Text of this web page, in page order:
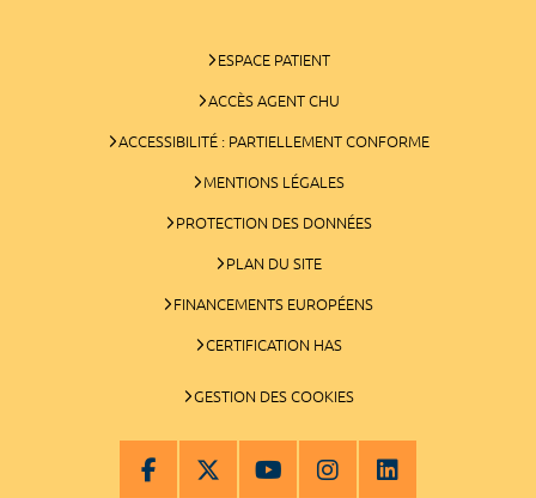
ESPACE PATIENT
ACCÈS AGENT CHU
ACCESSIBILITÉ : PARTIELLEMENT CONFORME
MENTIONS LÉGALES
PROTECTION DES DONNÉES
PLAN DU SITE
FINANCEMENTS EUROPÉENS
CERTIFICATION HAS
GESTION DES COOKIES